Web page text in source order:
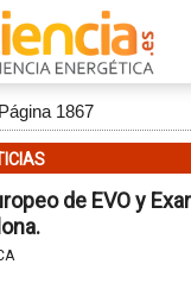
Página 1867
de EVO y